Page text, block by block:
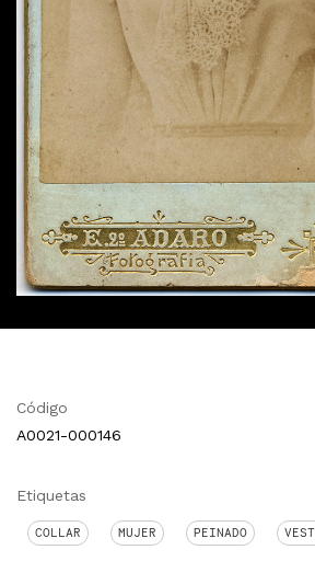
Código
A0021-000146
Etiquetas
COLLAR MUJER PEINADO